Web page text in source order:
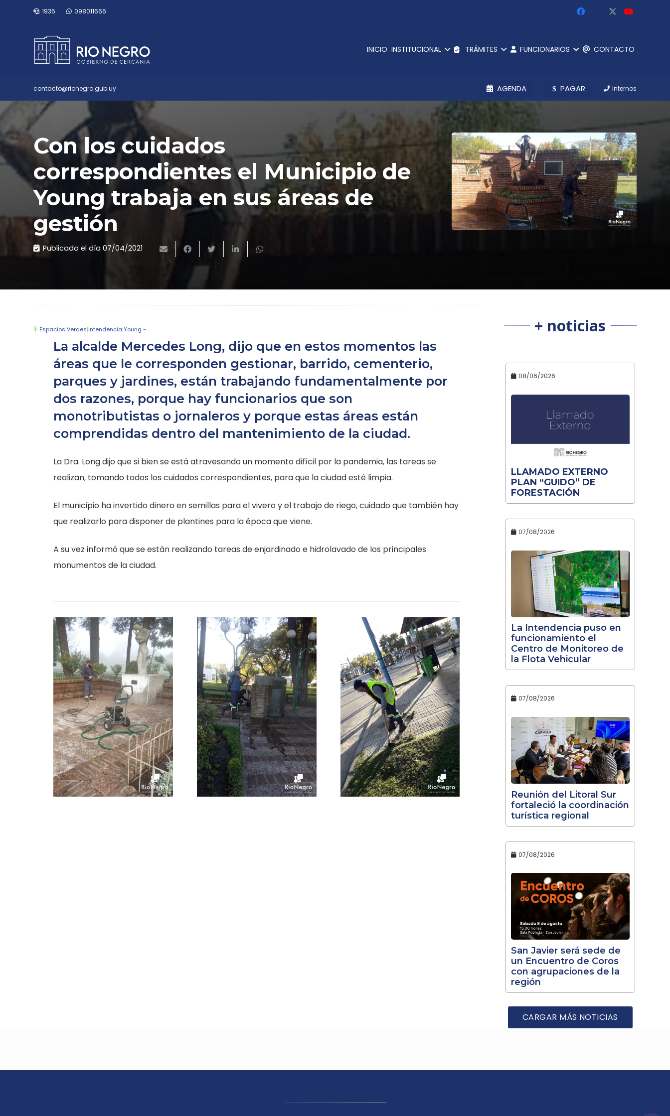
1935 098011666
INICIO INSTITUCIONAL TRÁMITES FUNCIONARIOS CONTACTO
contacto@rionegro.gub.uy AGENDA PAGAR Internos
Con los cuidados
correspondientes el Municipio de
Young trabaja en sus áreas de
gestión
Publicado el día 07/04/2021
Espacios Verdes|Intendencia|Young -
La alcalde Mercedes Long, dijo que en estos momentos las
áreas que le corresponden gestionar, barrido, cementerio,
parques y jardines, están trabajando fundamentalmente por
dos razones, porque hay funcionarios que son
monotributistas o jornaleros y porque estas áreas están
comprendidas dentro del mantenimiento de la ciudad.
La Dra. Long dijo que si bien se está atravesando un momento difícil por la pandemia, las tareas se
realizan, tomando todos los cuidados correspondientes, para que la ciudad esté limpia.
El municipio ha invertido dinero en semillas para el vivero y el trabajo de riego, cuidado que también hay
que realizarlo para disponer de plantines para la época que viene.
A su vez informó que se están realizando tareas de enjardinado e hidrolavado de los principales
monumentos de la ciudad.
+ noticias
08/06/2026
LLAMADO EXTERNO
PLAN “GUIDO” DE
FORESTACIÓN
07/08/2026
La Intendencia puso en
funcionamiento el
Centro de Monitoreo de
la Flota Vehicular
07/08/2026
Reunión del Litoral Sur
fortaleció la coordinación
turística regional
07/08/2026
San Javier será sede de
un Encuentro de Coros
con agrupaciones de la
región
CARGAR MÁS NOTICIAS